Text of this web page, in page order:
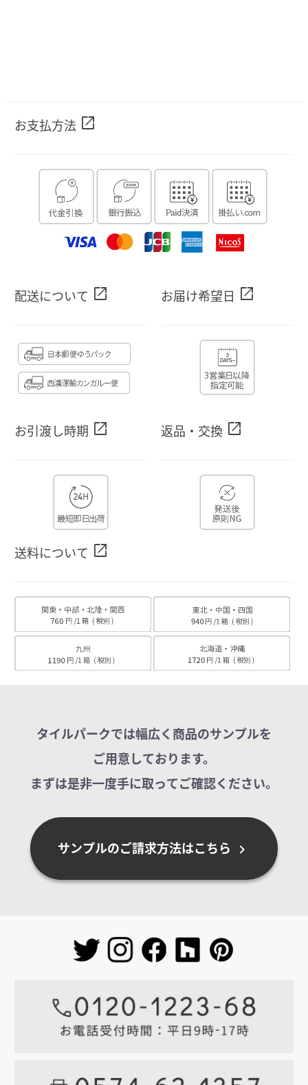
お支払方法 open_in_new
配送について open_in_new お届け希望日 open_in_new
お引渡し時期 open_in_new 返品・交換 open_in_new
送料について open_in_new
タイルパークでは幅広く商品のサンプルを
ご用意しております。
まずは是非一度手に取ってご確認ください。
サンプルのご請求方法はこちら chevron_right